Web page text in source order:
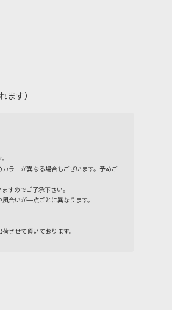
ます）
ラーが異なる場合もございます。予めご
すのでご了承下さい。
合いが一点ごとに異なります。
させて頂いております。